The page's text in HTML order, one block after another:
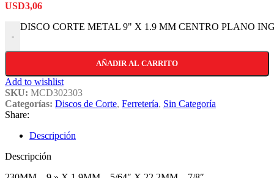
USD3,06
-
DISCO CORTE METAL 9" X 1.9 MM CENTRO PLANO
AÑADIR AL CARRITO
Add to wishlist
SKU: MCD302303
Categorías: Discos de Corte, Ferretería, Sin Categoría
Share:
Descripción
Descripción